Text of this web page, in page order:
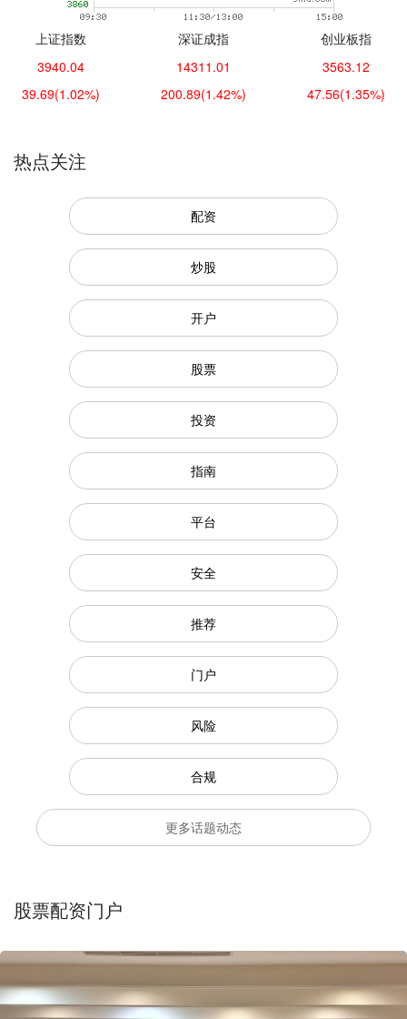
上证指数
3940.04
39.69(1.02%)
深证成指
14311.01
200.89(1.42%)
创业板指
3563.12
47.56(1.35%)
热点关注
配资
炒股
开户
股票
投资
指南
平台
安全
推荐
门户
风险
合规
更多话题动态
股票配资门户